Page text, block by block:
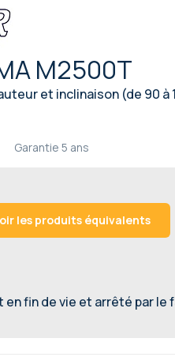
M2500T
et inclinaison (de 90 à
Garantie 5 ans
les produits équivalents
fin de vie et arrêté par le